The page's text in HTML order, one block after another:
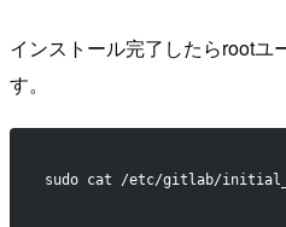
インストール完了したらrootユ
す。
sudo cat /etc/gitlab/